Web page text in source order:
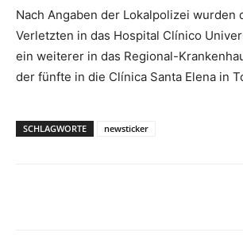
Nach Angaben der Lokalpolizei wurden
Verletzten in das Hospital Clínico
ein weiterer in das Regional-
der fünfte in die Clínica Santa Elena in
SCHLAGWORTE newsticker